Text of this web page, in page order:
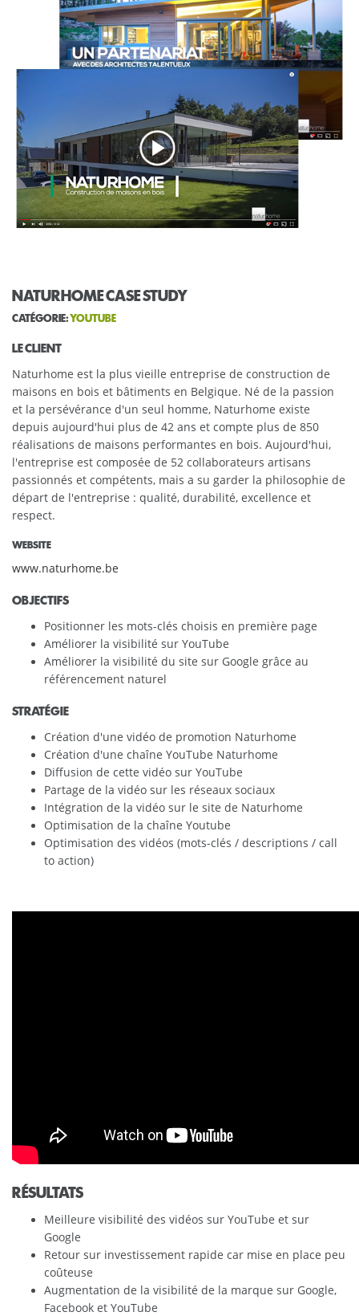
NATURHOME CASE STUDY
CATÉGORIE:YOUTUBE
LE CLIENT
Naturhome est la plus vieille entreprise de construction de
maisons en bois et bâtiments en Belgique. Né de la passion
et la persévérance d'un seul homme, Naturhome existe
depuis aujourd'hui plus de 42 ans et compte plus de 850
réalisations de maisons performantes en bois. Aujourd'hui,
l'entreprise est composée de 52 collaborateurs artisans
passionnés et compétents, mais a su garder la philosophie de
départ de l'entreprise : qualité, durabilité, excellence et
respect.
WEBSITE
www.naturhome.be
OBJECTIFS
Positionner les mots-clés choisis en première page
Améliorer la visibilité sur YouTube
Améliorer la visibilité du site sur Google grâce au
référencement naturel
STRATÉGIE
Création d'une vidéo de promotion Naturhome
Création d'une chaîne YouTube Naturhome
Diffusion de cette vidéo sur YouTube
Partage de la vidéo sur les réseaux sociaux
Intégration de la vidéo sur le site de Naturhome
Optimisation de la chaîne Youtube
Optimisation des vidéos (mots-clés / descriptions / call
to action)
RÉSULTATS
Meilleure visibilité des vidéos sur YouTube et sur
Google
Retour sur investissement rapide car mise en place peu
coûteuse
Augmentation de la visibilité de la marque sur Google,
Facebook et YouTube